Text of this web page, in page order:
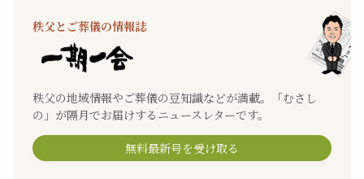
秩父とご葬儀の情報誌
秩父の地域情報やご葬儀の豆知識などが満載。「むさし
の」が隔月でお届けするニュースレターです。
無料最新号を受け取る